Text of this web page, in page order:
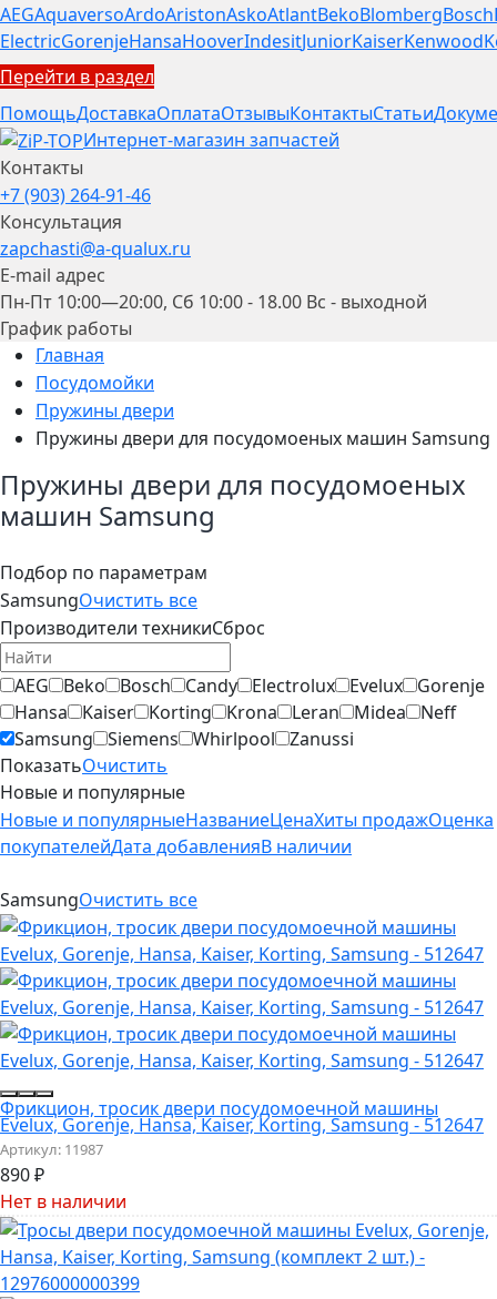
AEGAquaversoArdoAristonAskoAtlantBekoBlombergBosch
ElectricGorenjeHansaHooverIndesitJuniorKaiserKenwood
Перейти в раздел
ПомощьДоставкаОплатаОтзывыКонтактыСтатьи
Интернет-магазин запчастей
Контакты
+7 (903) 264-91-46
Консультация
zapchasti@a-qualux.ru
E-mail адрес
Пн-Пт 10:00—20:00, Сб 10:00 - 18.00 Вс - выходной
График работы
Главная
Посудомойки
Пружины двери
Пружины двери для посудомоеных машин Samsung
Пружины двери для посудомоеных
машин Samsung
Подбор по параметрам
SamsungОчистить все
Производители техникиСброс
AEG Beko Bosch Candy Electrolux Evelux
Gorenje
Hansa
Kaiser Korting Krona Leran Midea
Neff
Samsung
Siemens Whirlpool
Zanussi
ПоказатьОчистить
Новые и популярные
Новые и популярныеНазваниеЦенаХиты продажОценка
покупателейДата добавленияВ наличии
SamsungОчистить все
Фрикцион, тросик двери посудомоечной машины
Evelux, Gorenje, Hansa, Kaiser, Korting, Samsung - 512647
Артикул: 11987
890₽
Нет в наличии